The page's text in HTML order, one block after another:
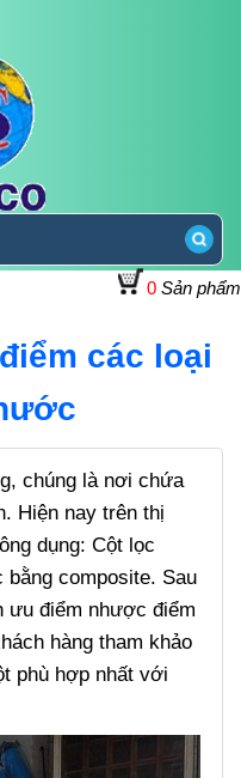
0 Sản phẩm
các loại
chúng là nơi chứa
Hiện nay trên thị
dụng: Cột lọc
composite. Sau
ưu điểm nhược điểm
hàng tham khảo
phù hợp nhất với